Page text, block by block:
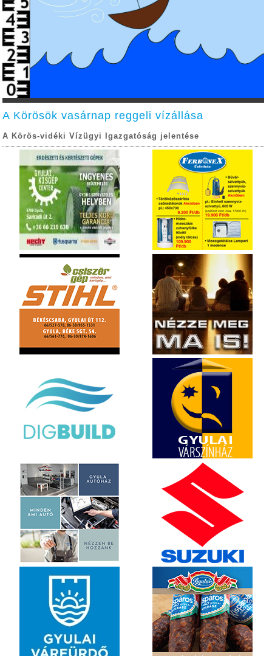
A Körösök vasárnap reggeli vízállása
A Körös-vidéki Vízügyi Igazgatóság jelentése